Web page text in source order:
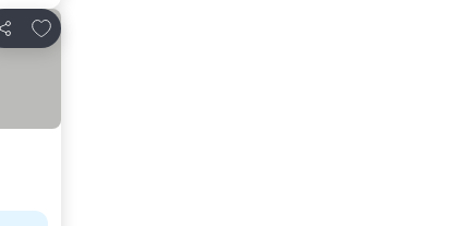
Partager
Ajouter à mes favoris